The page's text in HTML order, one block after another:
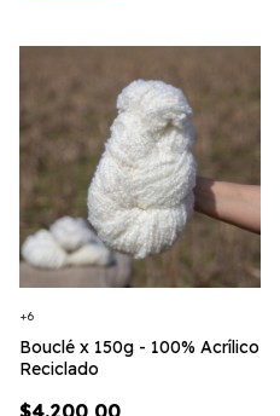
Bouclé x 150g - 100% Acrílico
Reciclado
$4.200,00
+6